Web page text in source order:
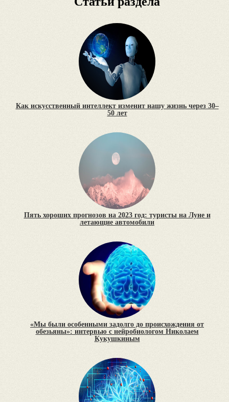
Как искусственный интеллект изменит нашу жизнь через 30–
50 лет
Пять хороших прогнозов на 2023 год: туристы на Луне и
летающие автомобили
«Мы были особенными задолго до происхождения от
обезьяны»: интервью с нейробиологом Николаем
Кукушкиным